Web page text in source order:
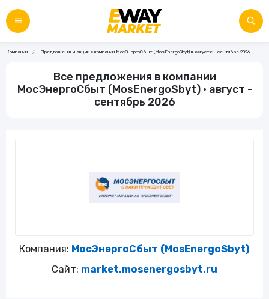
Компании Предложения и акции в компании МосЭнергоСбыт (MosEnergoSbyt) в августе - сентябре 2026
Все предложения в компании
МосЭнергоСбыт (MosEnergoSbyt) • август -
сентябрь 2026
Компания: МосЭнергоСбыт (MosEnergoSbyt)
Сайт: market.mosenergosbyt.ru